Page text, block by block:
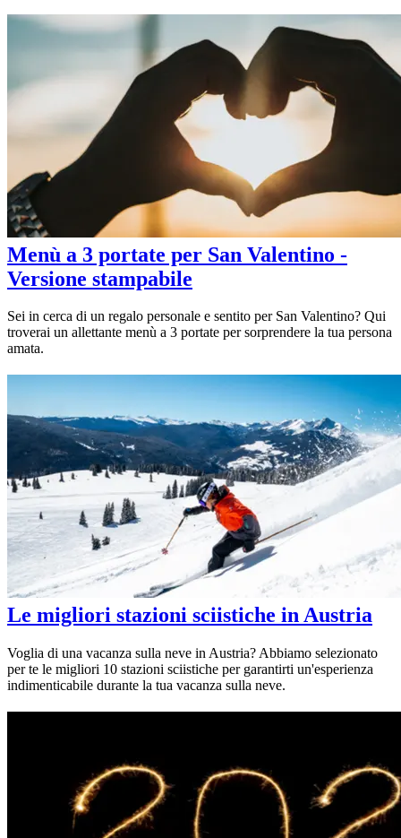
Menù a 3 portate per San Valentino -
Versione stampabile
Sei in cerca di un regalo personale e sentito per San Valentino? Qui
troverai un allettante menù a 3 portate per sorprendere la tua persona
amata.
Le migliori stazioni sciistiche in Austria
Voglia di una vacanza sulla neve in Austria? Abbiamo selezionato
per te le migliori 10 stazioni sciistiche per garantirti un'esperienza
indimenticabile durante la tua vacanza sulla neve.